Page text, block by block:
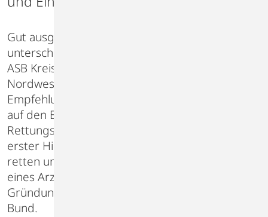
Gut ausgebildete Lehrkräfte vermitteln in den
unterschiedlichen Lehrgängen und Kursen des
ASB Kreisverband Wismar/
Nordwestmecklenburg e.V. die aktuellen
Empfehlungen zur Ersten Hilfe. Diese beruhen
auf den Erfahrungen von Ärzten und
Rettungsdienstfachleuten. Das Ziel, “Arbeiter” in
erster Hilfe auszubilden, um Menschenleben zu
retten und die kritische Zeit bis zum Eintreffen
eines Arztes zu überbrücken, war
Gründungsidee für den Arbeiter-Samariter-
Bund.